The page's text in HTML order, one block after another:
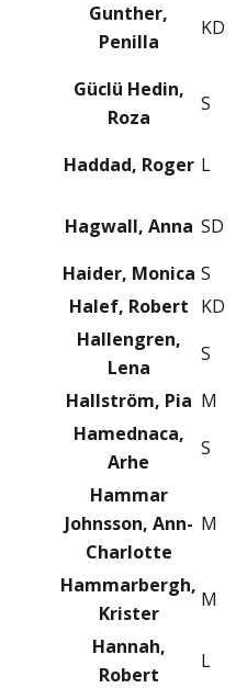
Gunther,
Penilla
KD
Güclü Hedin,
Roza
S
Haddad, Roger L
Hagwall, Anna SD
Haider, Monica S
Halef, Robert KD
Hallengren,
Lena
S
Hallström, Pia M
Hamednaca,
Arhe
S
Hammar
Johnsson, Ann-
Charlotte
M
Hammarbergh,
Krister
M
Hannah,
Robert
L